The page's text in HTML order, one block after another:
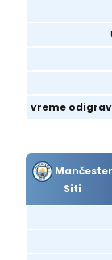
vreme
Mančester
Siti